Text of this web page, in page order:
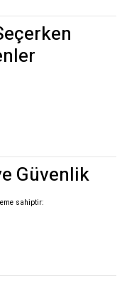
Güvenlik
sahiptir: